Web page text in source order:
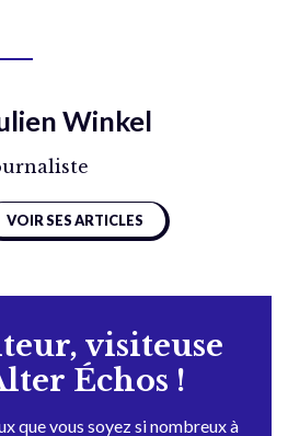
Winkel
VOIR SES ARTICLES
visiteuse
Échos !
que vous soyez si nombreux à